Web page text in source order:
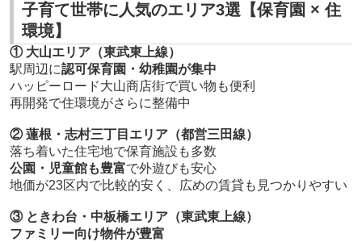
子育て世帯に人気のエリア3選【保育園 × 住
環境】
① 大山エリア（東武東上線）
駅周辺に認可保育園・幼稚園が集中
ハッピーロード大山商店街で買い物も便利
再開発で住環境がさらに整備中
② 蓮根・志村三丁目エリア（都営三田線）
落ち着いた住宅地で保育施設も多数
公園・児童館も豊富で外遊びも安心
地価が23区内で比較的安く、広めの賃貸も見つかりやすい
③ ときわ台・中板橋エリア（東武東上線）
ファミリー向け物件が豊富